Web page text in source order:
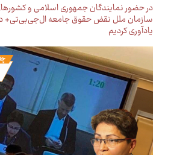
در حضور نمایندگان جمهوری اسلامی و
سازمان ملل نقض حقوق جامعه ال‌جی‌بی‌تی+ در
یادآوری کردیم